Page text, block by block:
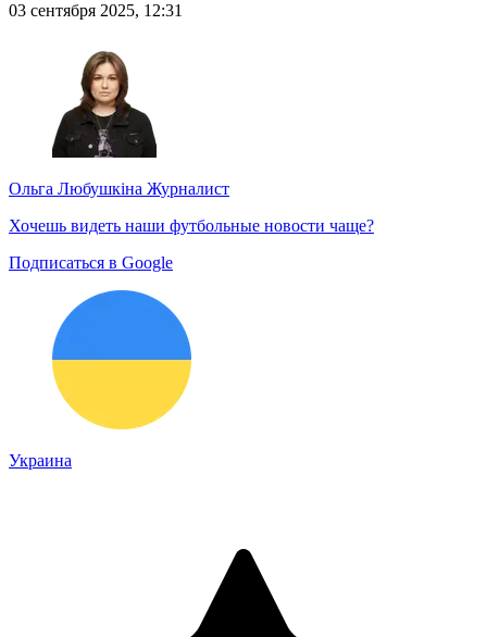
03 сентября 2025, 12:31
Ольга Любушкіна Журналист
Хочешь видеть наши футбольные новости чаще?
Подписаться в Google
Украина